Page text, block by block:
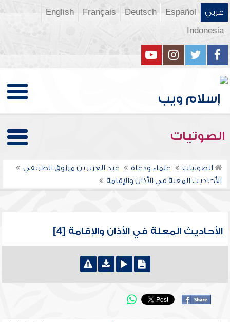
عربي Español
Deutsch
Français
English
Indonesia
الصوتيات
الصوتيات علماء ودعاة
عبد العزيز بن مرزوق الطريفي
الأحاديث المعلة في الأذان والإقامة
الأحاديث المعلة في الأذان والإقامة [4]